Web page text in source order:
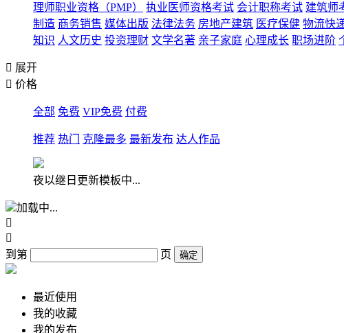
理师职业资格（PMP）
执业医师资格考试 会计职称考试 建筑师
制造 商务销售 媒体出版 法律法务 房地产建筑 医疗保健 物流快
知识 人文历史 投资理财 文学名著 亲子家庭 心理成长 职场进阶
 展开
 价格
全部 免费 VIP免费 付费
推荐 热门 克隆最多 最新发布 达人作品
夜以继日更新模板中...
加载中...


到第
页 确定
最近使用
我的收藏
我的发布